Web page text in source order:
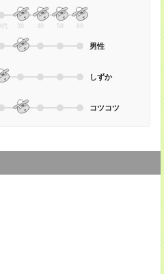
代 30 40 50 60
男性
しずか
コツコツ